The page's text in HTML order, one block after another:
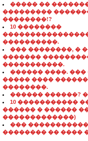
����� ��
���������
��������!?
10 ��������
����������.
��� ��������, �
�������
�����������.
������ ����. ���
����� ����
��������.
������ ������?
10 �����������
������ � ������
�������������)
���
�������� �� ����